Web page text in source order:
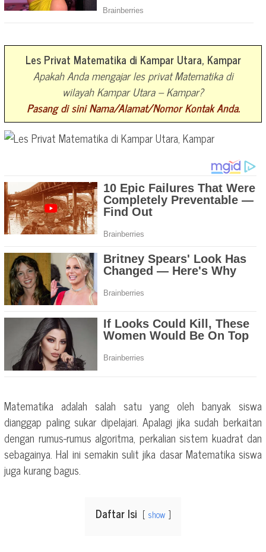
Les Privat Matematika di Kampar Utara, Kampar
Apakah Anda mengajar les privat Matematika di
wilayah Kampar Utara – Kampar?
Pasang di sini Nama/Alamat/Nomor Kontak Anda.
Matematika adalah salah satu yang oleh banyak siswa
dianggap paling sukar dipelajari. Apalagi jika sudah berkaitan
dengan rumus-rumus algoritma, perkalian sistem kuadrat dan
sebagainya. Hal ini semakin sulit jika dasar Matematika siswa
juga kurang bagus.
Daftar Isi show